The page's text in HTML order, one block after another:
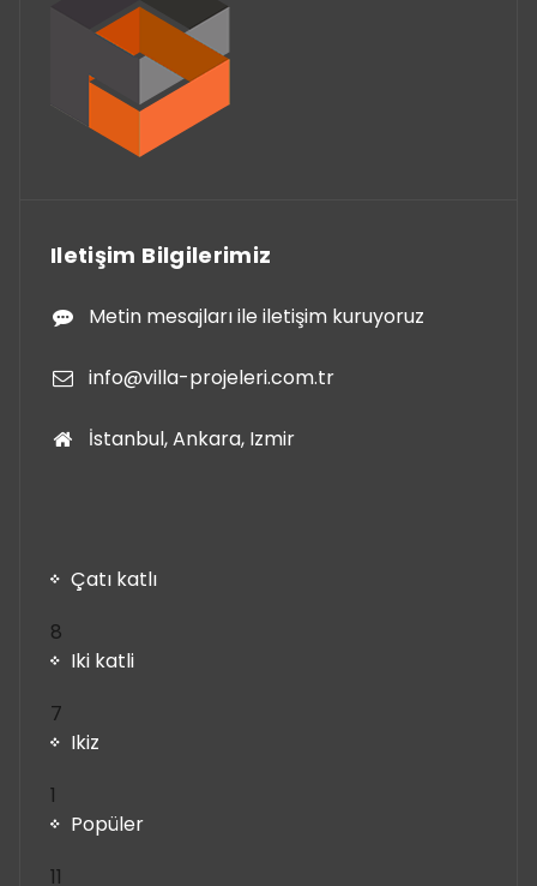
Iletişim Bilgilerimiz
Metin mesajları ile iletişim kuruyoruz
info@villa-projeleri.com.tr
İstanbul, Ankara, Izmir
Çatı katlı
8
ürün
Iki katli
7
ürün
Ikiz
1
ürün
Popüler
11